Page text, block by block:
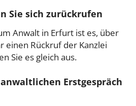
Sie sich zurückrufen
Anwalt in Erfurt ist es, über
einen Rückruf der Kanzlei
Sie es gleich aus.
Erstgespräch